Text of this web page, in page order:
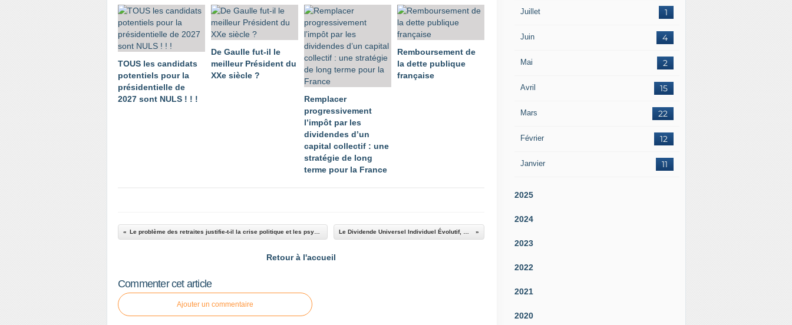
TOUS les candidats
potentiels pour la
présidentielle de
2027 sont NULS ! ! !
De Gaulle fut-il le
meilleur Président du
XXe siècle ?
Remplacer
progressivement
l’impôt par les
dividendes d’un
capital collectif : une
stratégie de long
terme pour la France
Remboursement de
la dette publique
française
Retour à l'accueil
Commenter cet article
Ajouter un commentaire
Juillet 1
Juin 4
Mai 2
Avril 15
Mars 22
Février 12
Janvier 11
2025
2024
2023
2022
2021
2020